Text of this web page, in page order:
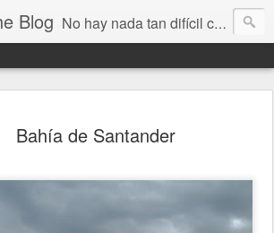
Blog No hay nada tan difícil como no engañarse
Bahía de Santander